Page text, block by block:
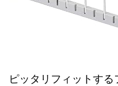
ピッタリフィットす